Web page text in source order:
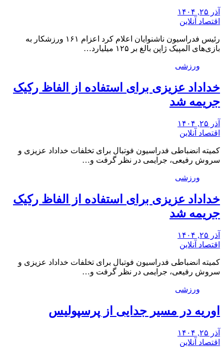
آذر ۲۵, ۱۴۰۴
اقتصاد آنلاین
رئیس فدراسیون ناشنوایان اعلام کرد اعزام ۱۶۱ ورزشکار به
بازی‌های المپیک ژاپن بالغ بر ۱۲۵ میلیارد…
ورزشی
خداداد عزیزی برای استفاده از الفاظ رکیک
جریمه شد
آذر ۲۵, ۱۴۰۴
اقتصاد آنلاین
کمیته انضباطی فدراسیون فوتبال برای تخلفات خداداد عزیزی و
سروش رفیعی، جرایمی در نظر گرفت و…
ورزشی
خداداد عزیزی برای استفاده از الفاظ رکیک
جریمه شد
آذر ۲۵, ۱۴۰۴
اقتصاد آنلاین
کمیته انضباطی فدراسیون فوتبال برای تخلفات خداداد عزیزی و
سروش رفیعی، جرایمی در نظر گرفت و…
ورزشی
اوریه در مسیر جدایی از پرسپولیس
آذر ۲۵, ۱۴۰۴
اقتصاد آنلاین